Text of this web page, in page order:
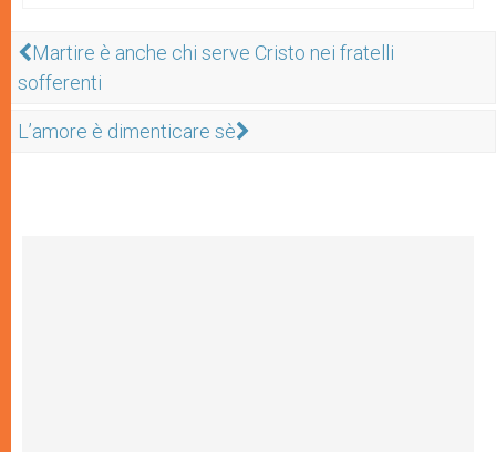
Martire è anche chi serve Cristo nei fratelli
sofferenti
L’amore è dimenticare sè